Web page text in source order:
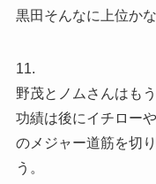
黒田そんなに上位かな
11.
野茂とノムさんはも
功績は後にイチロー
のメジャー道筋を切
う。